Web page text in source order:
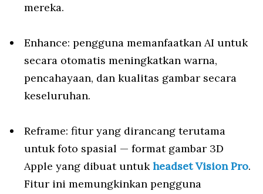
mereka.
Enhance: pengguna memanfaatkan AI untuk
secara otomatis meningkatkan warna,
pencahayaan, dan kualitas gambar secara
keseluruhan.
Reframe: fitur yang dirancang terutama
untuk foto spasial — format gambar 3D
Apple yang dibuat untukheadset Vision Pro.
Fitur ini memungkinkan pengguna